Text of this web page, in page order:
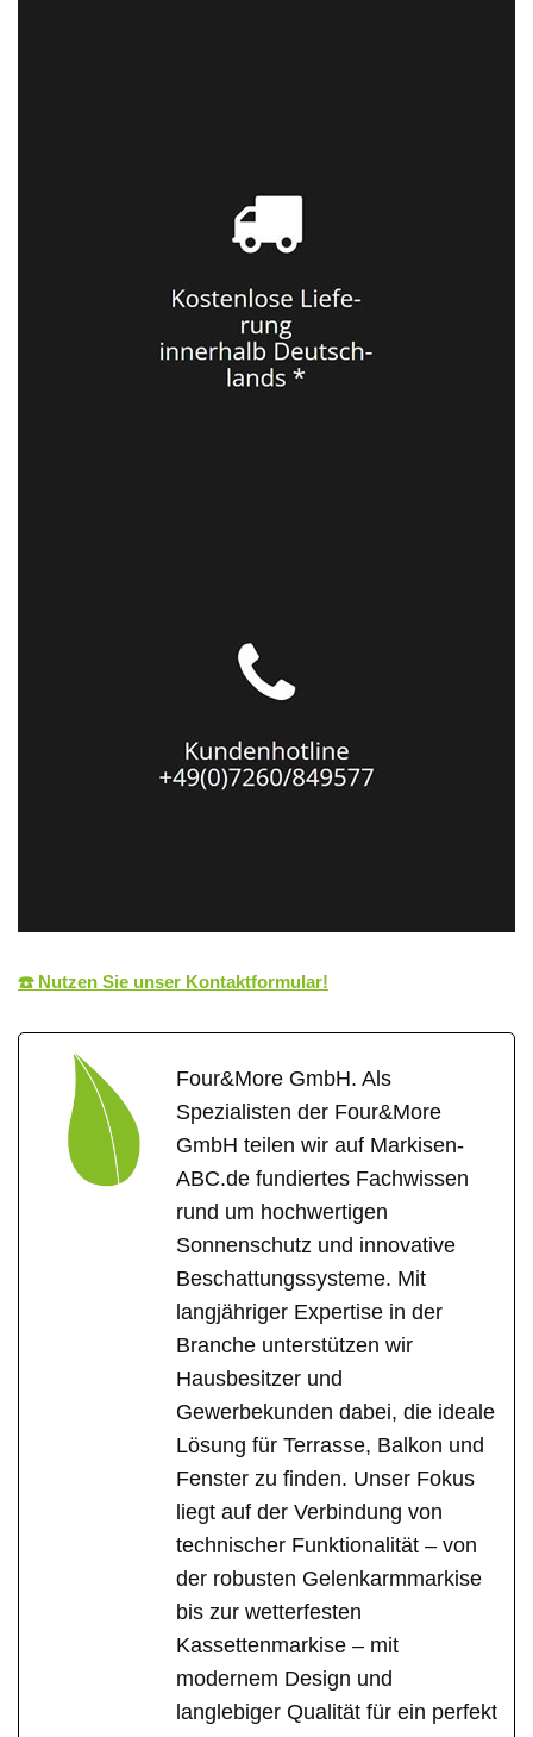
☎️ Nutzen Sie unser Kontaktformular!
Four&More GmbH. Als
Spezialisten der Four&More
GmbH teilen wir auf Markisen-
ABC.de fundiertes Fachwissen
rund um hochwertigen
Sonnenschutz und innovative
Beschattungssysteme. Mit
langjähriger Expertise in der
Branche unterstützen wir
Hausbesitzer und
Gewerbekunden dabei, die ideale
Lösung für Terrasse, Balkon und
Fenster zu finden. Unser Fokus
liegt auf der Verbindung von
technischer Funktionalität – von
der robusten Gelenkarmmarkise
bis zur wetterfesten
Kassettenmarkise – mit
modernem Design und
langlebiger Qualität für ein perfekt